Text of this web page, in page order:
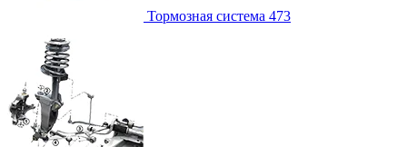
Тормозная система 473